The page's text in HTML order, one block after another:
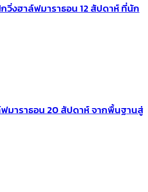
วิ่งฮาล์ฟมาราธอน 12 สัปดาห์ ที่นัก
มาราธอน 20 สัปดาห์ จากพื้นฐานสู่